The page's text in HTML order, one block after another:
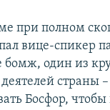
при полном
вице-спикер
один из
деятелей страны
Босфор,